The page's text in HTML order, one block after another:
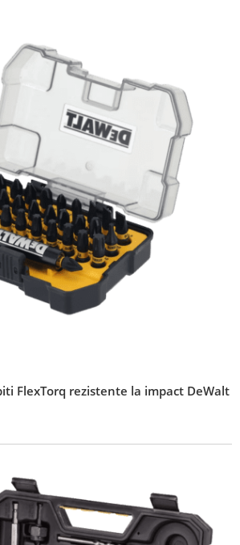
FlexTorq rezistente la impact DeWalt